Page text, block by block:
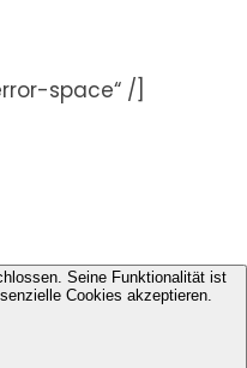
space“ /]
Seine Funktionalität ist
Cookies akzeptieren.